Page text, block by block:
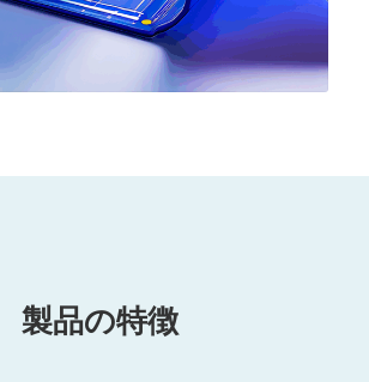
製品の特徴